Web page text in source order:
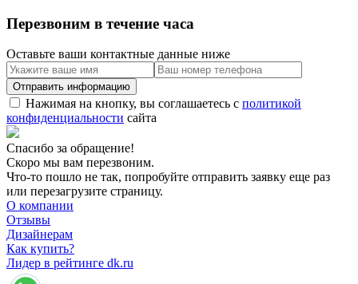
Перезвоним в течение часа
Оставьте ваши контактные данные ниже
Нажимая на кнопку, вы соглашаетесь с политикой
конфиденциальности сайта
Спасибо за обращение!
Скоро мы вам перезвоним.
Что-то пошло не так, попробуйте отправить заявку еще раз
или перезагрузите страницу.
О компании
Отзывы
Дизайнерам
Как купить?
Лидер в рейтинге dk.ru